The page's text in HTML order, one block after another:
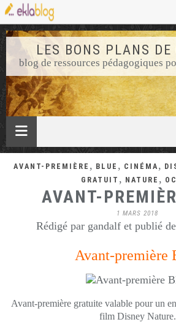
LES BONS PLANS DE
blog de ressources pédagogiques
AVANT-PREMIÈRE , BLUE , CINÉMA ,
GRATUIT , NATURE ,
AVANT-
1 MARS 2018
Rédigé par gandalf et publié
Avant-première
Avant-première gratuite valable pour un
film Disney Nature.